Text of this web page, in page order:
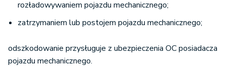
rozładowywaniem pojazdu mechanicznego;
zatrzymaniem lub postojem pojazdu mechanicznego;
odszkodowanie przysługuje z ubezpieczenia OC posiadacza
pojazdu mechanicznego.